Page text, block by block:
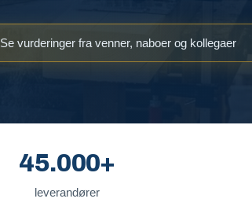
Se vurderinger fra venner, naboer og kollegaer
45.000+
leverandører